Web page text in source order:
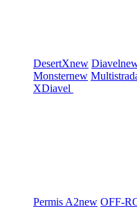
DesertXnew Diavel
Monsternew
XDiavel
Permis A2new OFF-